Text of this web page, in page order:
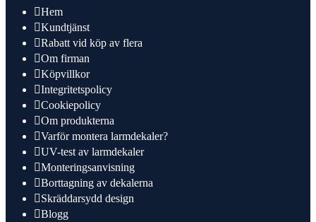
Hem
Kundtjänst
Rabatt vid köp av flera
Om firman
Köpvillkor
Integritetspolicy
Cookiepolicy
Om produkterna
Varför montera larmdekaler?
UV-test av larmdekaler
Monteringsanvisning
Borttagning av dekalerna
Skräddarsydd design
Blogg